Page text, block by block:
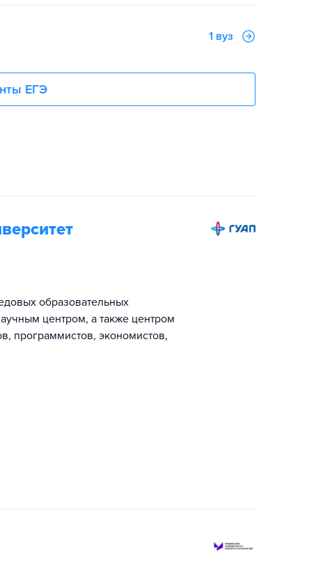
1 вуз
ЕГЭ
образовательных
центром, а также центром
программистов, экономистов,